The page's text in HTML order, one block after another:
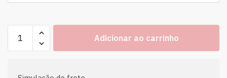
Adicionar ao carrinho